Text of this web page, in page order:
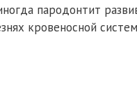
пародонтит
кровеносной